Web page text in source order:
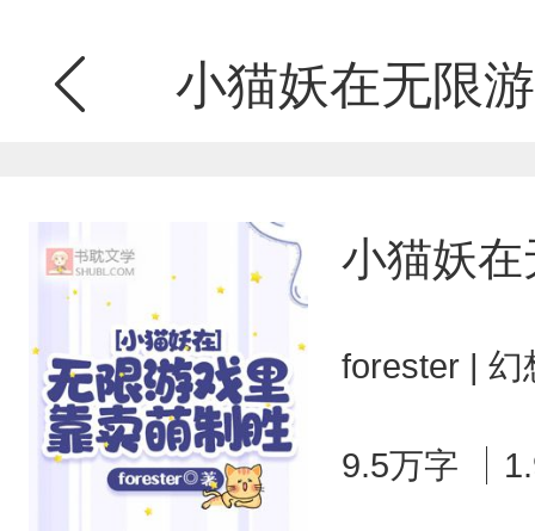
小猫妖在无限
小猫妖
forester | 幻
9.5万字